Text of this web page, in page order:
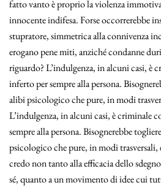
fatto vanto è proprio la violenza
innocente indifesa. Forse occorrerebbe
stupratore, simmetrica alla connivenza
erogano pene miti, anziché condanne
riguardo? L’indulgenza, in alcuni casi, è
inferto per sempre alla persona.
alibi psicologico che pure, in modi
L’indulgenza, in alcuni casi, è criminale
sempre alla persona. Bisognerebbe
psicologico che pure, in modi trasversali,
credo non tanto alla efficacia dello
sé, quanto a un movimento di idee cui